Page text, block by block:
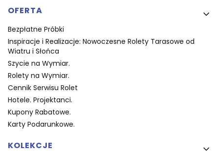
OFERTA
Bezpłatne Próbki
Inspiracje i Realizacje: Nowoczesne Rolety Tarasowe od
Wiatru i Słońca
Szycie na Wymiar.
Rolety na Wymiar.
Cennik Serwisu Rolet
Hotele. Projektanci.
Kupony Rabatowe.
Karty Podarunkowe.
KOLEKCJE